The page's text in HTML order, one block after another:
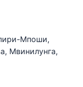
Мпоши,
Мвинилунга,